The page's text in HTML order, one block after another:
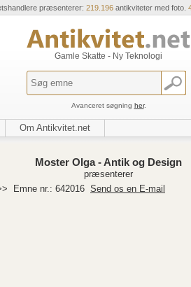
præsenterer: 219.196 antikviteter med foto.
Gamle Skatte - Ny Teknologi
Avanceret søgning her.
Om Antikvitet.net
Moster Olga - Antik og Design
præsenterer
Emne nr.: 642016 Send os en E-mail